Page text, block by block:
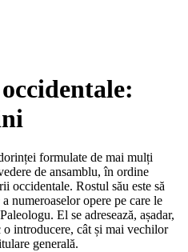
formulate de mai mulți
de ansamblu, în ordine
occidentale. Rostul său este să
numeroaselor opere pe care le
El se adresează, așadar,
introducere, cât și mai vechilor
generală.